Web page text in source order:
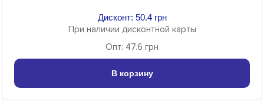
Дисконт: 50.4 грн
При наличии дисконтной карты
Опт: 47.6 грн
В корзину